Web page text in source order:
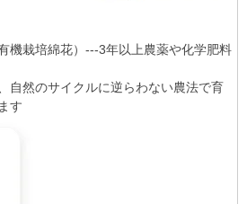
機栽培綿花）---3年以上農薬や化学肥料
自然のサイクルに逆らわない農法で育
す